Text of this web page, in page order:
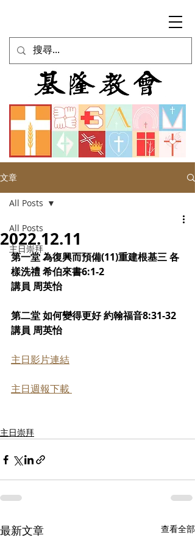
文章
All Posts
主日崇拜
All Posts
2022.12.11
第一堂 為復興而預備(11)重建根基三 各
樣洗禮 希伯來書6:1-2
講員 周英怡
第二堂 如何變得更好 約翰福音8:31-32
講員 周英怡
主日影片連結
主日週報下載
主日崇拜
最新文章 查看全部